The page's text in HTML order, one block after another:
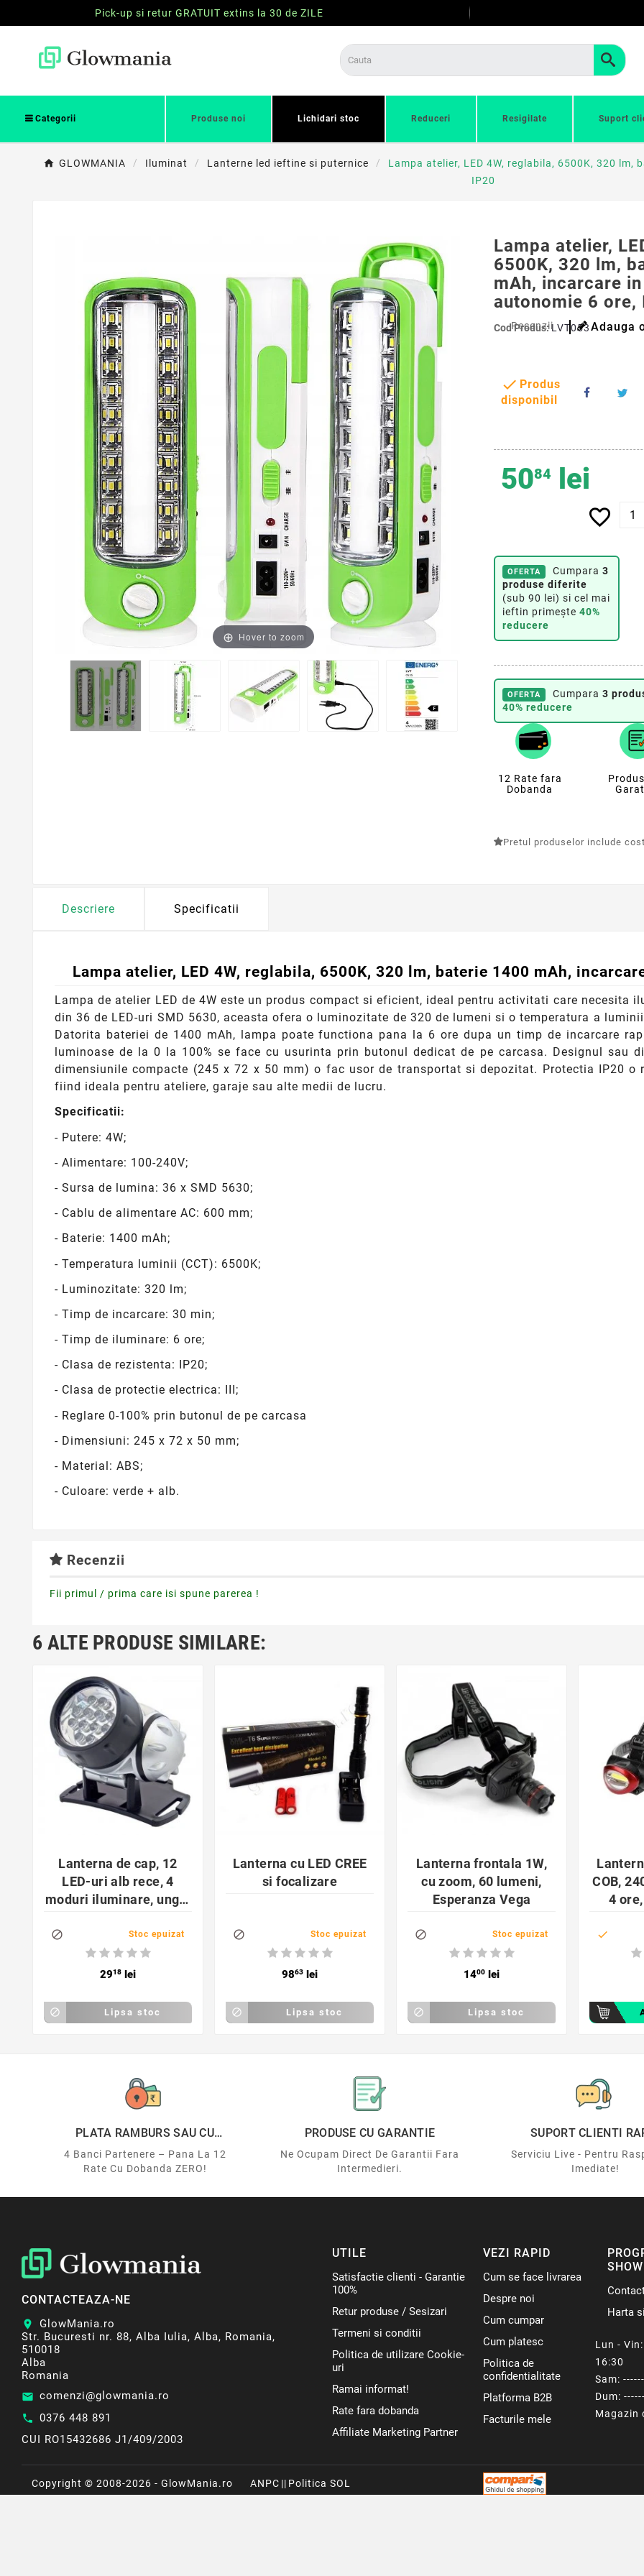
Pick-up si retur GRATUIT extins la 30 de ZILE
Categorii Produse noi Lichidari stoc Reduceri Resigilate Suport
GLOWMANIA Iluminat Lanterne led ieftine si puternice
Lampa atelier, LED 4W, reglabila, 6500K, 320
IP20
Hover to zoom
Lampa atelier,
6500K, 320 lm,
mAh, incarcare
autonomie 6 ore,
Cod Produs:LVT0535
Recenzii Adauga
 Produs
disponibil
5084 lei
favorite_border
OFERTA Cumpara 3
produse diferite
(sub 90 lei) si cel mai
ieftin primește 40%
reducere
OFERTA Cumpara 3
40% reducere
12 Rate fara
Dobanda
Pretul produselor include
Descriere Specificatii
Lampa atelier, LED 4W, reglabila, 6500K, 320 lm, baterie 1400 mAh,
Lampa de atelier LED de 4W este un produs compact si eficient, ideal pentru activitati care necesita
din 36 de LED-uri SMD 5630, aceasta ofera o luminozitate de 320 de lumeni si o temperatura a
Datorita bateriei de 1400 mAh, lampa poate functiona pana la 6 ore dupa un timp de incarcare
luminoase de la 0 la 100% se face cu usurinta prin butonul dedicat de pe carcasa. Designul sau
dimensiunile compacte (245 x 72 x 50 mm) o fac usor de transportat si depozitat. Protectia IP20
fiind ideala pentru ateliere, garaje sau alte medii de lucru.
Specificatii:
- Putere: 4W;
- Alimentare: 100-240V;
- Sursa de lumina: 36 x SMD 5630;
- Cablu de alimentare AC: 600 mm;
- Baterie: 1400 mAh;
- Temperatura luminii (CCT): 6500K;
- Luminozitate: 320 lm;
- Timp de incarcare: 30 min;
- Timp de iluminare: 6 ore;
- Clasa de rezistenta: IP20;
- Clasa de protectie electrica: III;
- Reglare 0-100% prin butonul de pe carcasa
- Dimensiuni: 245 x 72 x 50 mm;
- Material: ABS;
- Culoare: verde + alb.
Recenzii
Fii primul / prima care isi spune parerea !
6 ALTE PRODUSE SIMILARE:
favorite_border
Lanterna de cap, 12
LED-uri alb rece, 4
moduri iluminare, unghi
 Stoc epuizat
2918 lei
 Lipsa stoc
Lanterna cu LED CREE
si focalizare
 Stoc epuizat
9863 lei
 Lipsa stoc
favorite_border
Lanterna frontala 1W,
cu zoom, 60 lumeni,
Esperanza Vega
 Stoc epuizat
1400 lei
 Lipsa stoc
COB,
4

PLATA RAMBURS SAU CU
4 Banci Partenere – Pana La 12
Rate Cu Dobanda ZERO!
PRODUSE CU GARANTIE
Ne Ocupam Direct De Garantii Fara
Intermedieri.
SUPORT CLIENTI
Serviciu Live - Pentru
Imediate!
CONTACTEAZA-NE
location_on
GlowMania.ro
Str. Bucuresti nr. 88, Alba Iulia, Alba, Romania,
510018
Alba
Romania
email comenzi@glowmania.ro
call 0376 448 891
CUI RO15432686 J1/409/2003
UTILE
Satisfactie clienti - Garantie
100%
Retur produse / Sesizari
Termeni si conditii
Politica de utilizare Cookie-
uri
Ramai informat!
Rate fara dobanda
Affiliate Marketing Partner
VEZI RAPID
Cum se face livrarea
Despre noi
Cum cumpar
Cum platesc
Politica de
confidentialitate
Platforma B2B
Facturile mele
Harta
Lun -
16:30
Sam:
Dum:
Magazin
Copyright © 2008-2026 - GlowMania.ro ANPC || Politica SOL